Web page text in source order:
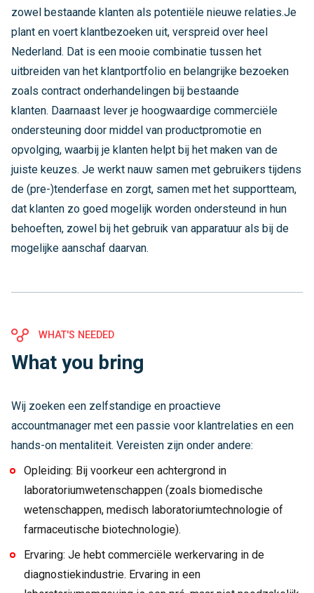
zowel bestaande klanten als potentiële nieuwe relaties.Je
plant en voert klantbezoeken uit, verspreid over heel
Nederland. Dat is een mooie combinatie tussen het
uitbreiden van het klantportfolio en belangrijke bezoeken
zoals contract onderhandelingen bij bestaande
klanten. Daarnaast lever je hoogwaardige commerciële
ondersteuning door middel van productpromotie en
opvolging, waarbij je klanten helpt bij het maken van de
juiste keuzes. Je werkt nauw samen met gebruikers tijdens
de (pre-)tenderfase en zorgt, samen met het supportteam,
dat klanten zo goed mogelijk worden ondersteund in hun
behoeften, zowel bij het gebruik van apparatuur als bij de
mogelijke aanschaf daarvan.
WHAT'S NEEDED
What you bring
Wij zoeken een zelfstandige en proactieve
accountmanager met een passie voor klantrelaties en een
hands-on mentaliteit. Vereisten zijn onder andere:
Opleiding: Bij voorkeur een achtergrond in
laboratoriumwetenschappen (zoals biomedische
wetenschappen, medisch laboratoriumtechnologie of
farmaceutische biotechnologie).
Ervaring: Je hebt commerciële werkervaring in de
diagnostiekindustrie. Ervaring in een